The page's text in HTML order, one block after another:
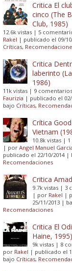
Critica El
cinco (The
Club, 1985)
12.6k vistas | 5
Rakel | publicado el 09/
Críticas,
Critica
laberinto
1986)
11k vistas | 9 comentarios
Faurizia | publicado el
bajo Críticas,
Crítica
Vietnam
10.8k vistas |
| porAngel Manuel
publicado el 22/10/2014|
Recomendaciones
Critica
9.7k vistas | 3
| por Rakel |
25/11/2013 |
Recomendaciones
Critica El
Haine, 1995)
9k vistas | 8
por Rakel | publicado el
bajo Críticas,